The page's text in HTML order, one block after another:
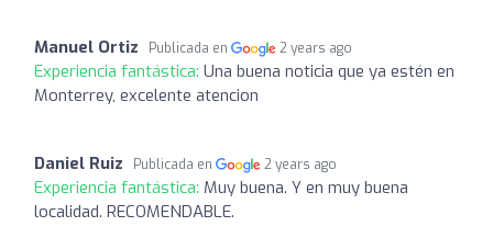
Manuel Ortiz Publicada en 2 years ago
Experiencia fantástica: Una buena noticia que ya estén en
Monterrey, excelente atencion
Daniel Ruiz Publicada en 2 years ago
Experiencia fantástica: Muy buena. Y en muy buena
localidad. RECOMENDABLE.